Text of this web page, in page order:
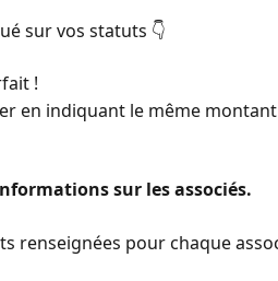
sur vos statuts 👇
!
en indiquant le même
sur les associés.
renseignées pour chaque